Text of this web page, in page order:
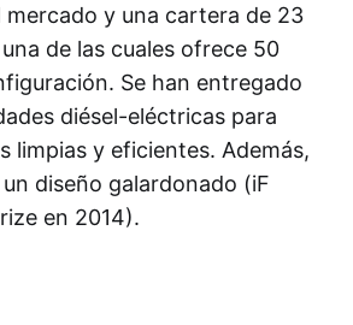
mercado y una cartera de 23
de las cuales ofrece 50
Se han entregado
diésel-eléctricas para
limpias y eficientes. Además,
diseño galardonado (iF
en 2014).